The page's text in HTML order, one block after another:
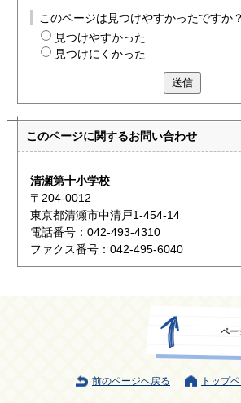
このページは見つけやすかったですか？
見つけやすかった
見つけにくかった
送信
このページに関するお問い合わせ
清瀬第十小学校
〒204-0012
東京都清瀬市中清戸1-454-14
電話番号：042-493-4310
ファクス番号：042-495-6040
ペー
前のページへ戻る トップ